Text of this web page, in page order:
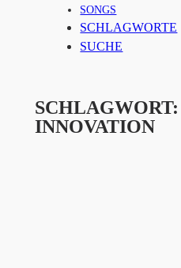
SONGS
SCHLAGWORTE
SUCHE
SCHLAGWORT:
INNOVATION